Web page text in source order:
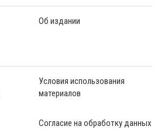
Об издании
Условия использования
материалов
Согласие на обработку данных